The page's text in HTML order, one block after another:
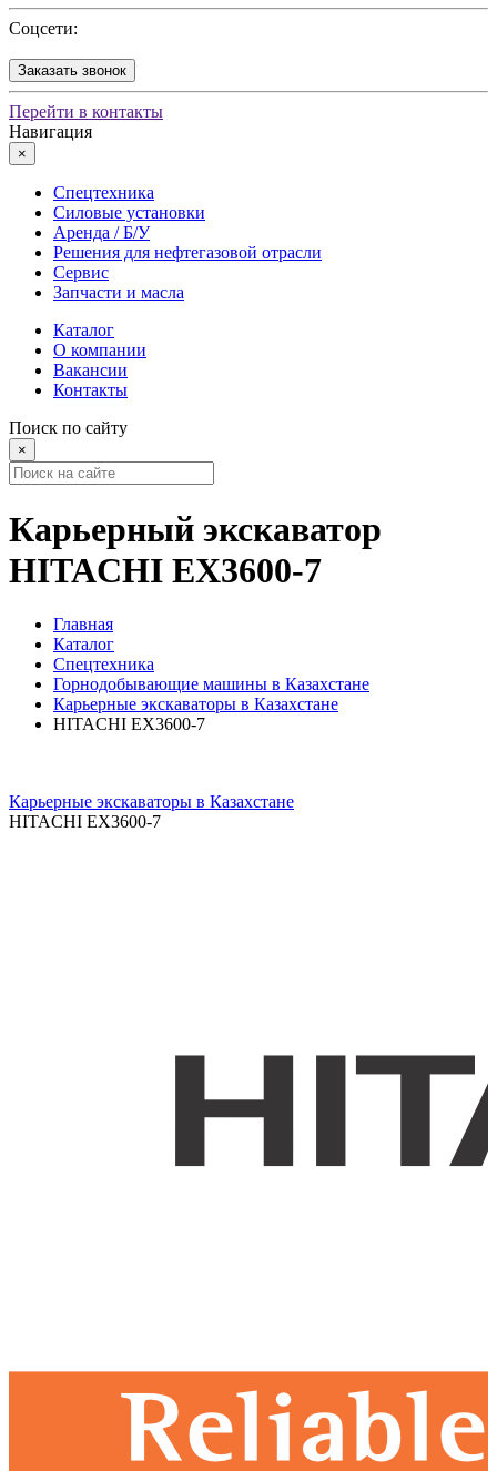
Соцсети:
Заказать звонок
Перейти в контакты
Навигация
×
Спецтехника
Силовые установки
Аренда / Б/У
Решения для нефтегазовой отрасли
Сервис
Запчасти и масла
Каталог
О компании
Вакансии
Контакты
Поиск по сайту
×
Карьерный экскаватор
HITACHI EX3600-7
Главная
Каталог
Спецтехника
Горнодобывающие машины в Казахстане
Карьерные экскаваторы в Казахстане
HITACHI EX3600-7
Карьерные экскаваторы в Казахстане
HITACHI EX3600-7